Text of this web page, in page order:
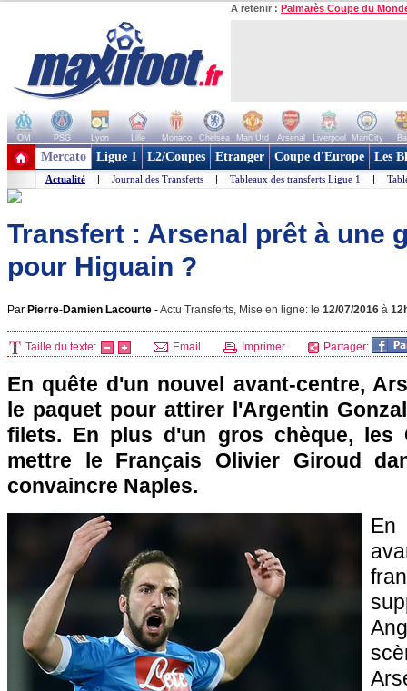
A retenir : Palmarès Coupe du
OM PSG Lyon Lille Monaco Chelsea Man Utd Arsenal Liverpool ManCity
+ de clubs
Mercato Ligue 1 L2/Coupes Etranger Coupe d'Europe Les
Actualité | Journal des Transferts | Tableaux des transferts Ligue 1 |
Transfert : Arsenal prêt à une
pour Higuain ?
Par Pierre-Damien Lacourte -Actu Transferts, Mise en ligne: le 12/07/2016 à
Taille du texte: Email Imprimer Partager:
En quête d'un nouvel avant-centre,
le paquet pour attirer l'Argentin
filets. En plus d'un gros chèque, les
mettre le Français Olivier Giroud
convaincre Naples.
En